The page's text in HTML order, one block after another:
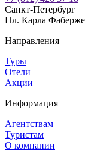
Санкт-Петербург
Пл. Карла
Направления
Туры
Отели
Акции
Информация
Агентствам
Туристам
О компании